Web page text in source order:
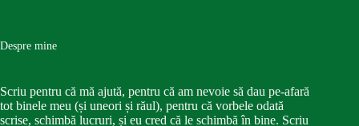
Despre mine
Scriu pentru că mă ajută, pentru că am nevoie să dau pe-afară
tot binele meu (și uneori și răul), pentru că vorbele odată
scrise, schimbă lucruri, și eu cred că le schimbă în bine. Scriu